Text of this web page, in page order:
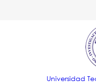
Universidad